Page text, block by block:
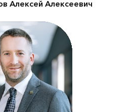
Алексей Алексеевич
директор
Интернэшнл»